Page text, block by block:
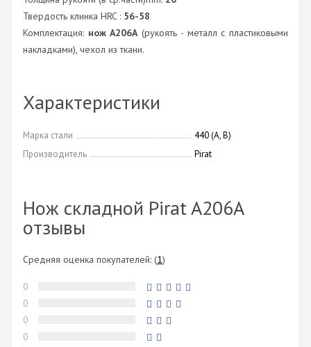
Твердость клинка HRC : 56-58
Комплектация: нож A206A(рукоять - металл с пластиковыми
накладками), чехол из ткани.
Характеристики
Марка стали
440 (А, В)
Производитель
Pirat
Нож складной Pirat A206A
отзывы
Средняя оценка покупателей: (1)
0
0
0
0